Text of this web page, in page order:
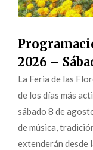
2026 –
La Feria de las
de los días más
sábado 8 de
de música,
extenderán desde